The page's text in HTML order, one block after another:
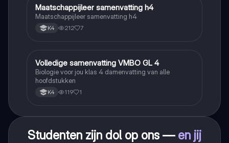
Maatschappijleer
Maatschappijleer samenvatting h4
Maatschappijleer samenvatting h4
K4 212 7
Biologie
Volledige samenvatting VMBO GL 4
Biologie voor jou klas 4 damenvatting van alle
hoofdstukken
K4 119 1
Studenten zijn dol op ons — en jij